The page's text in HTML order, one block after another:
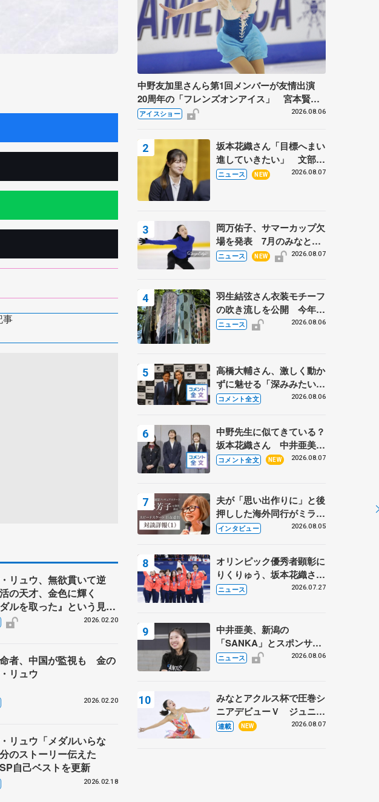
事
リュウ、無欲貫いて逆
の天才、金色に輝く
ダルを取った』という見出
ないで
2026.02.20
者、中国が監視も 金の
リュウ
2026.02.20
リュウ「メダルいらな
のストーリー伝えた
自己ベストを更新
2026.02.18
中野友加里さんら第1回メンバーが友情出演
20周年の「フレンズオンアイス」 宮本賢二
さん、有川梨絵さん、田村岳斗さんも
アイスショー 2026.08.06
坂本花織さん「目標へまい
進していきたい」 文部科
学省スポーツ表彰式で代表
ニュース NEW 2026.08.07
岡万佑子、サマーカップ欠
場を発表 7月のみなとア
クルス杯は腰痛の影響で
ニュース NEW 2026.08.07
羽生結弦さん衣装モチーフ
の吹き流しを公開 今年は
「春よ、来い」、仙台の瑞
ニュース 2026.08.06
高橋大輔さん、激しく動か
ずに魅せる「深みみたいな
ものは出てきている？」
あい
コメント全文 2026.08.06
中野先生に似てきている？
坂本花織さん 中井亜美は
クリケットのサマーキャン
部科学省スポーツ表彰
式】
コメント全文 NEW 2026.08.07
夫が「思い出作りに」と後
押しした海外同行がミラノ
まで… 繁華街のリンクで
に 小林芳子さんが振り返
るスケート人生
インタビュー 2026.08.05
オリンピック優秀者顕彰に
りくりゅう、坂本花織さ
ん、団体メンバーら 8月
園子らコーチも
ニュース 2026.07.27
中井亜美、新潟の
「SANKA」とスポンサー
契約 「全力で応援」とコ
ニュース 2026.08.06
みなとアクルス杯で圧巻シ
ニアデビューＶ ジュニア
で４シーズン無敗の島田麻
連載 NEW 2026.08.07